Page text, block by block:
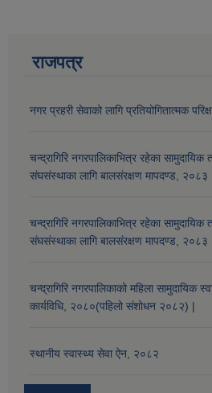
राजपत्र
नगर प्रहरी सेवाको लागि प्रतियोगितात्मक
चन्द्रागिरि नगरपालिकाभित्र रहेका सामुदायिक
संघसंस्थाका लागि बालसंरक्षण मापदण्ड, २०८३
चन्द्रागिरि नगरपालिकाभित्र रहेका सामुदायिक
संघसंस्थाका लागि बालसंरक्षण मापदण्ड, २०८३
चन्द्रागिरि नगरपालिकाको महिला सामुदायिक
कार्यविधि, २०८०(पहिलो संशोधन २०८२) |
स्थानीय स्वास्थ्य सेवा ऐन, २०८२